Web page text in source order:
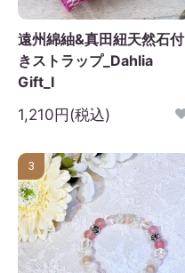
遠州綿紬&真田紐天然石付
きストラップ_Dahlia
Gift_I
1,210円(税込)
3